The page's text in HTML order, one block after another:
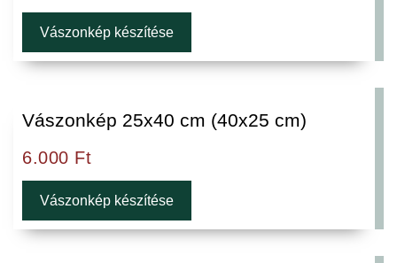
Vászonkép készítése
Vászonkép 25x40 cm (40x25 cm)
6.000 Ft
Vászonkép készítése